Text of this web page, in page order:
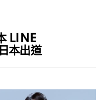
LINE
本出道